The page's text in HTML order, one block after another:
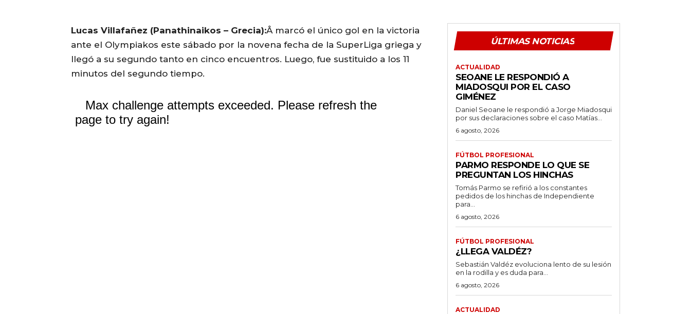
Lucas Villafañez (Panathinaikos – Grecia):Â marcó el único gol en la victoria
ante el Olympiakos este sábado por la novena fecha de la SuperLiga griega y
llegó a su segundo tanto en cinco encuentros. Luego, fue sustituido a los 11
minutos del segundo tiempo.
ÚLTIMAS NOTICIAS
ACTUALIDAD
SEOANE LE RESPONDIÓ A
MIADOSQUI POR EL CASO
GIMÉNEZ
Daniel Seoane le respondió a Jorge Miadosqui
por sus declaraciones sobre el caso Matías...
6 agosto, 2026
FÚTBOL PROFESIONAL
PARMO RESPONDE LO QUE SE
PREGUNTAN LOS HINCHAS
Tomás Parmo se refirió a los constantes
pedidos de los hinchas de Independiente
para...
6 agosto, 2026
FÚTBOL PROFESIONAL
¿LLEGA VALDÉZ?
Sebastián Valdéz evoluciona lento de su lesión
en la rodilla y es duda para...
6 agosto, 2026
ACTUALIDAD